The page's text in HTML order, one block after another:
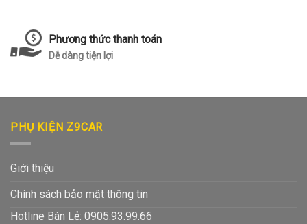
Phương thức thanh toán
Dễ dàng tiện lợi
PHỤ KIỆN Z9CAR
Giới thiệu
Chính sách bảo mật thông tin
Hotline Bán Lẻ: 0905.93.99.66